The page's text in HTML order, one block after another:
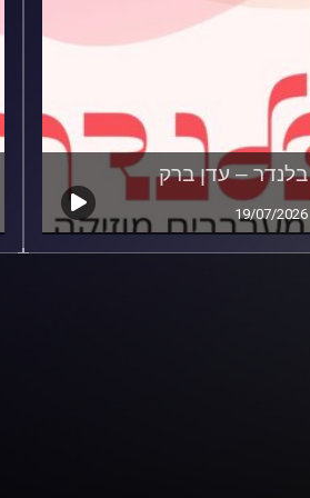
בלנדר – עדן ברק
19/07/2026